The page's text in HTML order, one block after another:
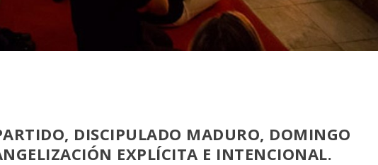
DISCIPULADO MADURO, DOMINGO
EXPLÍCITA E INTENCIONAL.